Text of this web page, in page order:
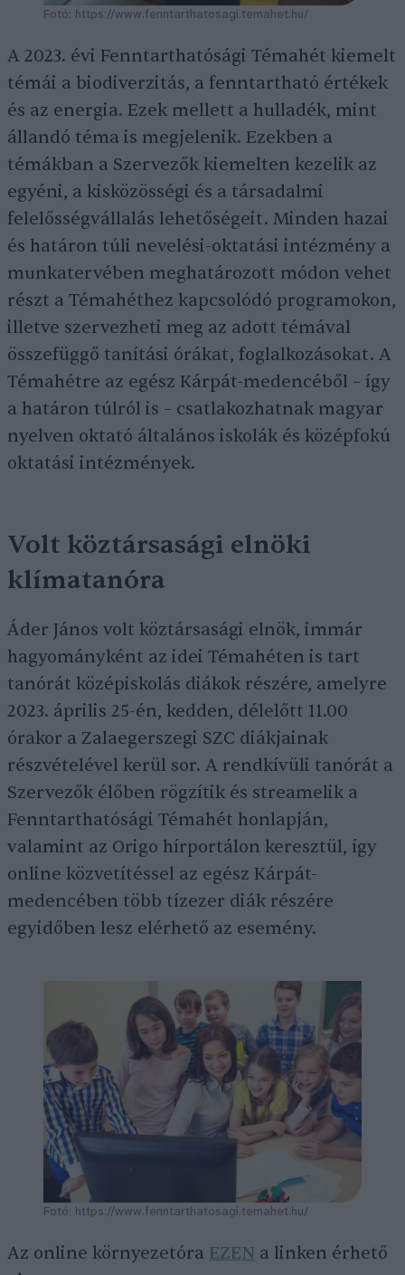
Fotó: https://www.fenntarthatosagi.temahet.hu/
A 2023. évi Fenntarthatósági Témahét kiemelt
témái a biodiverzitás, a fenntartható értékek
és az energia. Ezek mellett a hulladék, mint
állandó téma is megjelenik. Ezekben a
témákban a Szervezők kiemelten kezelik az
egyéni, a kisközösségi és a társadalmi
felelősségvállalás lehetőségeit. Minden hazai
és határon túli nevelési-oktatási intézmény a
munkatervében meghatározott módon vehet
részt a Témahéthez kapcsolódó programokon,
illetve szervezheti meg az adott témával
összefüggő tanítási órákat, foglalkozásokat. A
Témahétre az egész Kárpát-medencéből – így
a határon túlról is – csatlakozhatnak magyar
nyelven oktató általános iskolák és középfokú
oktatási intézmények.
Volt köztársasági elnöki
klímatanóra
Áder János volt köztársasági elnök, immár
hagyományként az idei Témahéten is tart
tanórát középiskolás diákok részére, amelyre
2023. április 25-én, kedden, délelőtt 11.00
órakor a Zalaegerszegi SZC diákjainak
részvételével kerül sor. A rendkívüli tanórát a
Szervezők élőben rögzítik és streamelik a
Fenntarthatósági Témahét honlapján,
valamint az Origo hírportálon keresztül, így
online közvetítéssel az egész Kárpát-
medencében több tízezer diák részére
egyidőben lesz elérhető az esemény.
Fotó: https://www.fenntarthatosagi.temahet.hu/
Az online környezetóra EZEN a linken érhető